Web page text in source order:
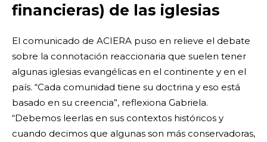
financieras) de las iglesias
El comunicado de ACIERA puso en relieve el debate
sobre la connotación reaccionaria que suelen tener
algunas iglesias evangélicas en el continente y en el
país. “Cada comunidad tiene su doctrina y eso está
basado en su creencia”, reflexiona Gabriela.
“Debemos leerlas en sus contextos históricos y
cuando decimos que algunas son más conservadoras,